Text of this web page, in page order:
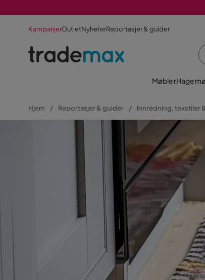
KampanjerOutletNyheterReportasjer & guider
Møbler
Hjem Reportasjer & guider Innredning, tekstiler